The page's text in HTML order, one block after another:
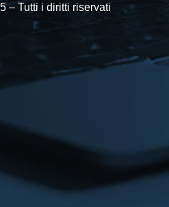
– Tutti i diritti riservati